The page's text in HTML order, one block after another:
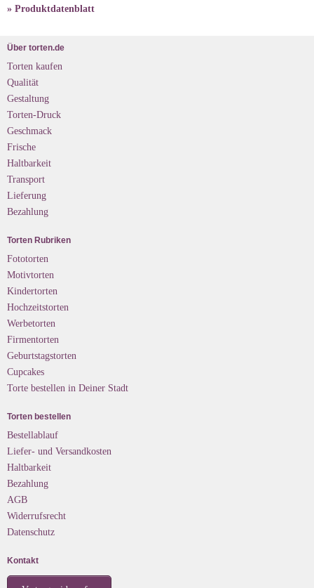
» Produktdatenblatt
Über torten.de
Torten kaufen
Qualität
Gestaltung
Torten-Druck
Geschmack
Frische
Haltbarkeit
Transport
Lieferung
Bezahlung
Torten Rubriken
Fototorten
Motivtorten
Kindertorten
Hochzeitstorten
Werbetorten
Firmentorten
Geburtstagstorten
Cupcakes
Torte bestellen in Deiner Stadt
Torten bestellen
Bestellablauf
Liefer- und Versandkosten
Haltbarkeit
Bezahlung
AGB
Widerrufsrecht
Datenschutz
Kontakt